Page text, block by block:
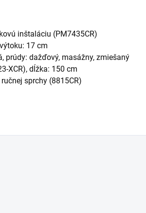
inštaláciu (PM7435CR)
17 cm
prúdy: dažďový, masážny, zmiešaný
XCR), dĺžka: 150 cm
sprchy (8815CR)